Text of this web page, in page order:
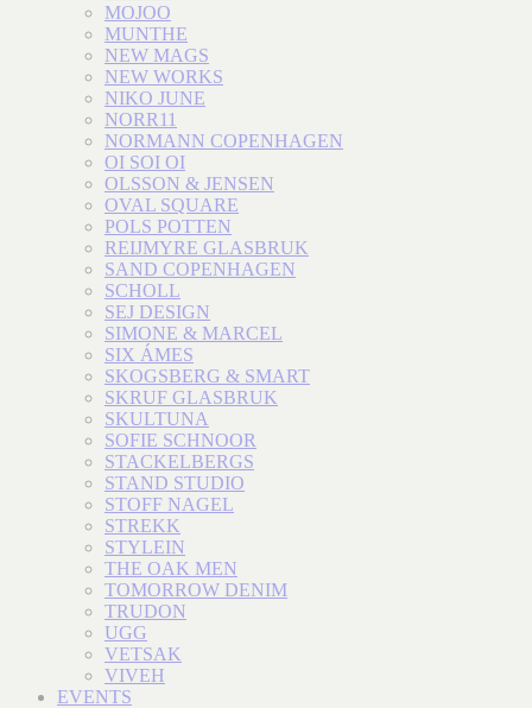
MOJOO
MUNTHE
NEW MAGS
NEW WORKS
NIKO JUNE
NORR11
NORMANN COPENHAGEN
OI SOI OI
OLSSON & JENSEN
OVAL SQUARE
POLS POTTEN
REIJMYRE GLASBRUK
SAND COPENHAGEN
SCHOLL
SEJ DESIGN
SIMONE & MARCEL
SIX ÁMES
SKOGSBERG & SMART
SKRUF GLASBRUK
SKULTUNA
SOFIE SCHNOOR
STACKELBERGS
STAND STUDIO
STOFF NAGEL
STREKK
STYLEIN
THE OAK MEN
TOMORROW DENIM
TRUDON
UGG
VETSAK
VIVEH
EVENTS